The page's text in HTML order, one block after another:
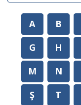
A B
G
H
M
N
Ş
T